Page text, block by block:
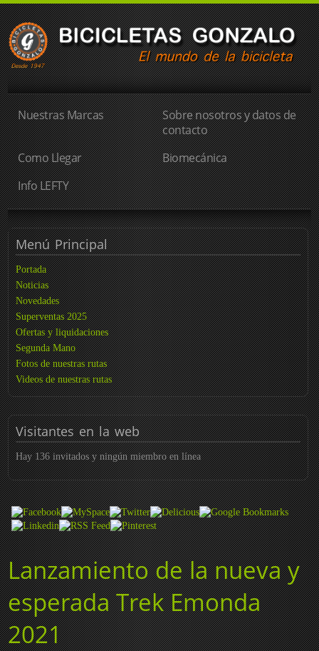
Nuestras Marcas
Sobre nosotros y datos de
contacto
Como Llegar
Biomecánica
Info LEFTY
MenúPrincipal
Portada
Noticias
Novedades
Superventas 2025
Ofertas y liquidaciones
Segunda Mano
Fotos de nuestras rutas
Videos de nuestras rutas
Visitantesen la web
Hay 136 invitados y ningún miembro en línea
Lanzamiento de la nueva y
esperada Trek Emonda
2021